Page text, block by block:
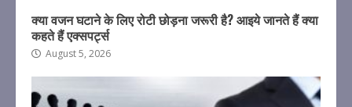
क्या वजन घटाने के लिए रोटी छोड़ना जरूरी है? आइये जानते हैं क्या
कहते हैं एक्सपर्ट्स
August 5, 2026